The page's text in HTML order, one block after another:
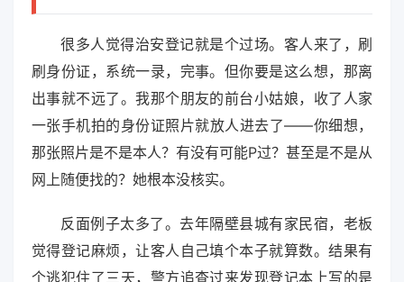
很多人觉得治安登记就是个过场。客人来了，刷
刷身份证，系统一录，完事。但你要是这么想，那离
出事就不远了。我那个朋友的前台小姑娘，收了人家
一张手机拍的身份证照片就放人进去了——你细想，
那张照片是不是本人？有没有可能P过？甚至是不是从
网上随便找的？她根本没核实。
反面例子太多了。去年隔壁县城有家民宿，老板
觉得登记麻烦，让客人自己填个本子就算数。结果有
个逃犯住了三天，警方追查过来发现登记本上写的是